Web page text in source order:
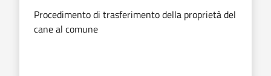
Procedimento di trasferimento della proprietà del
cane al comune